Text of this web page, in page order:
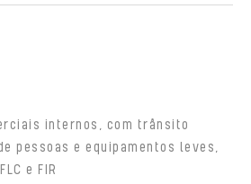
internos, com trânsito
pessoas e equipamentos leves,
e FIR